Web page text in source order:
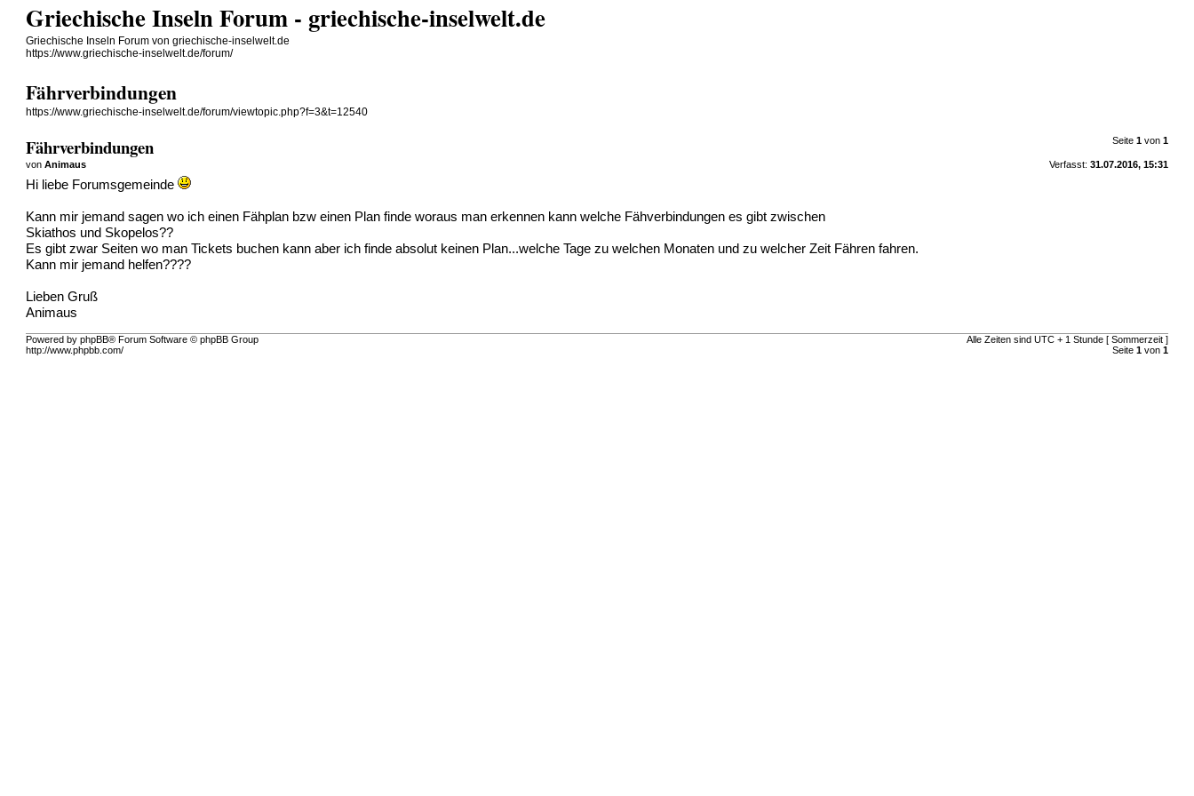
Griechische Inseln Forum - griechische-inselwelt.de
Griechische Inseln Forum von griechische-inselwelt.de
https://www.griechische-inselwelt.de/forum/
Fährverbindungen
https://www.griechische-inselwelt.de/forum/viewtopic.php?f=3&t=12540
Seite 1von 1
Fährverbindungen
Verfasst: 31.07.2016, 15:31
vonAnimaus
Hi liebe Forumsgemeinde
Kann mir jemand sagen wo ich einen Fähplan bzw einen Plan finde woraus man erkennen kann welche Fähverbindungen es gibt zwischen
Skiathos und Skopelos??
Es gibt zwar Seiten wo man Tickets buchen kann aber ich finde absolut keinen Plan...welche Tage zu welchen Monaten und zu welcher Zeit Fähren fahren.
Kann mir jemand helfen????
Lieben Gruß
Animaus
Alle Zeiten sind UTC + 1 Stunde [ Sommerzeit ]
Seite 1von 1
Powered by phpBB® Forum Software © phpBB Group
http://www.phpbb.com/